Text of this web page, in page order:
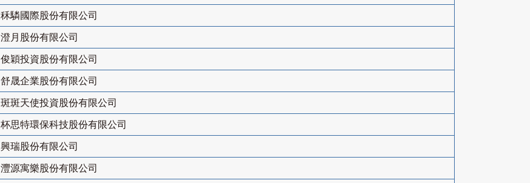
秝驎國際股份有限公司
澄月股份有限公司
俊穎投資股份有限公司
舒晟企業股份有限公司
斑斑天使投資股份有限公司
杯思特環保科技股份有限公司
興瑞股份有限公司
灃源寓樂股份有限公司